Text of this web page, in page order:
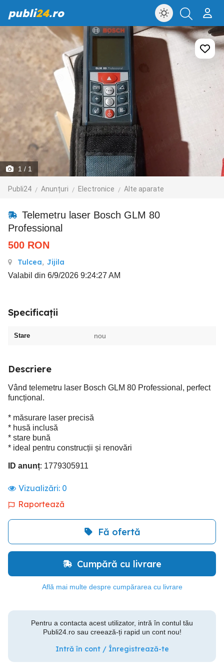
publi24.ro
1 / 1
Publi24 Anunțuri Electronice Alte aparate
Telemetru laser Bosch GLM 80
Professional
500 RON
Tulcea, Jijila
Valabil din 6/9/2026 9:24:27 AM
Specificații
Stare nou
Descriere
Vând telemetru laser Bosch GLM 80 Professional, perfect
funcțional.
* măsurare laser precisă
* husă inclusă
* stare bună
* ideal pentru construcții și renovări
ID anunț: 1779305911
Vizualizări: 0
Raportează
Fă ofertă
Cumpără cu livrare
Află mai multe despre cumpărarea cu livrare
Pentru a contacta acest utilizator, intră în contul tău
Publi24.ro sau creează-ți rapid un cont nou!
Intră în cont / Înregistrează-te